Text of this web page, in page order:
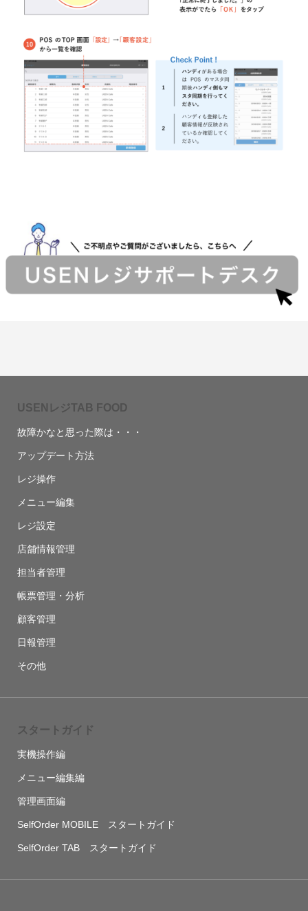
USENレジTAB FOOD
故障かなと思った際は・・・
アップデート方法
レジ操作
メニュー編集
レジ設定
店舗情報管理
担当者管理
帳票管理・分析
顧客管理
日報管理
その他
スタートガイド
実機操作編
メニュー編集編
管理画面編
SelfOrder MOBILE スタートガイド
SelfOrder TAB スタートガイド